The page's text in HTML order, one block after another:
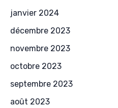
janvier 2024
décembre 2023
novembre 2023
octobre 2023
septembre 2023
août 2023